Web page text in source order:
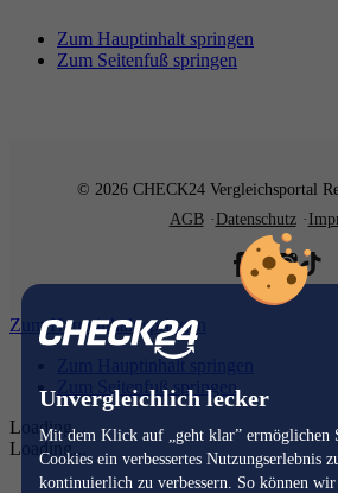
Unvergleichlich lecker
Mit dem Klick auf „geht klar” ermöglichen
Cookies ein verbessertes Nutzungserlebnis
kontinuierlich zu verbessern. So können wir
Zum Hauptinhalt springen
Zum Seitenfuß springen
© 2026 CHECK24 Vergleichsportal
AGB
Datenschutz
Zum Hauptinhalt springen
Zum Hauptinhalt springen
Zum Seitenfuß springen
Loading...
Loading...